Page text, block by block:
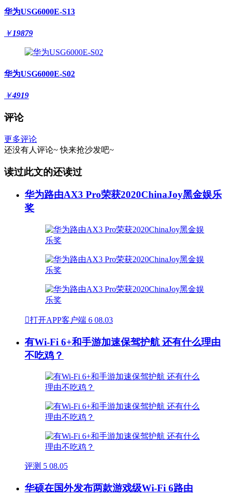
华为USG6000E-S13
￥19879
华为USG6000E-S02
￥4919
评论
更多评论
还没有人评论~ 快来抢沙发吧~
读过此文的还读过
华为路由AX3 Pro荣获2020ChinaJoy黑金娱乐
奖
打开APP客户端 6 08.03
有Wi-Fi 6+和手游加速保驾护航 还有什么理由
不吃鸡？
评测 5 08.05
华硕在国外发布两款游戏级Wi-Fi 6路由